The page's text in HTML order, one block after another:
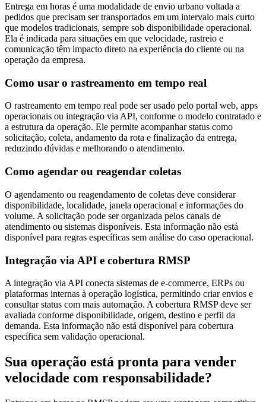
Entrega em horas é uma modalidade de envio urbano voltada a
pedidos que precisam ser transportados em um intervalo mais curto
que modelos tradicionais, sempre sob disponibilidade operacional.
Ela é indicada para situações em que velocidade, rastreio e
comunicação têm impacto direto na experiência do cliente ou na
operação da empresa.
Como usar o rastreamento em tempo real
O rastreamento em tempo real pode ser usado pelo portal web, apps
operacionais ou integração via API, conforme o modelo contratado e
a estrutura da operação. Ele permite acompanhar status como
solicitação, coleta, andamento da rota e finalização da entrega,
reduzindo dúvidas e melhorando o atendimento.
Como agendar ou reagendar coletas
O agendamento ou reagendamento de coletas deve considerar
disponibilidade, localidade, janela operacional e informações do
volume. A solicitação pode ser organizada pelos canais de
atendimento ou sistemas disponíveis. Esta informação não está
disponível para regras específicas sem análise do caso operacional.
Integração via API e cobertura RMSP
A integração via API conecta sistemas de e-commerce, ERPs ou
plataformas internas à operação logística, permitindo criar envios e
consultar status com mais automação. A cobertura RMSP deve ser
avaliada conforme disponibilidade, origem, destino e perfil da
demanda. Esta informação não está disponível para cobertura
específica sem validação operacional.
Sua operação está pronta para vender
velocidade com responsabilidade?